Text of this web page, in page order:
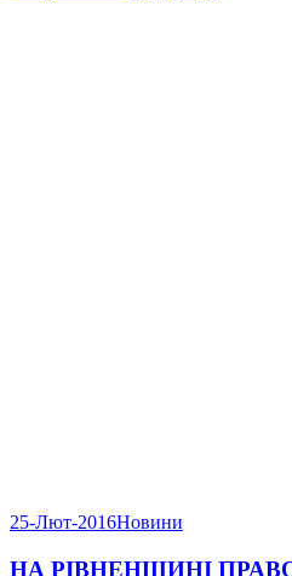
25-Лют-2016Новини
НА РІВНЕНЩИНІ